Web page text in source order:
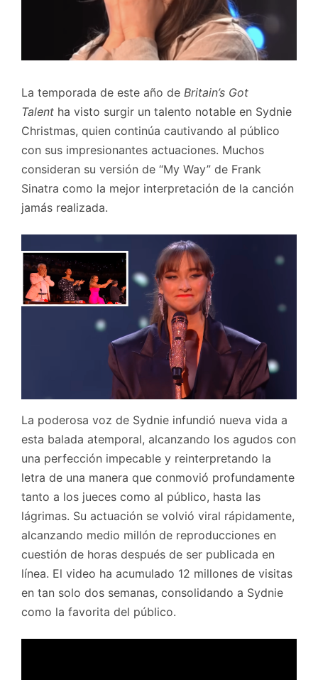
La temporada de este año de Britain’s Got
Talent ha visto surgir un talento notable en Sydnie
Christmas, quien continúa cautivando al público
con sus impresionantes actuaciones. Muchos
consideran su versión de “My Way” de Frank
Sinatra como la mejor interpretación de la canción
jamás realizada.
La poderosa voz de Sydnie infundió nueva vida a
esta balada atemporal, alcanzando los agudos con
una perfección impecable y reinterpretando la
letra de una manera que conmovió profundamente
tanto a los jueces como al público, hasta las
lágrimas. Su actuación se volvió viral rápidamente,
alcanzando medio millón de reproducciones en
cuestión de horas después de ser publicada en
línea. El video ha acumulado 12 millones de visitas
en tan solo dos semanas, consolidando a Sydnie
como la favorita del público.